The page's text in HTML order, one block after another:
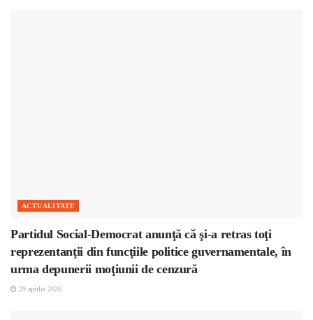
ACTUALITATE
Partidul Social-Democrat anunţă că şi-a retras toţi
reprezentanţii din funcţiile politice guvernamentale, în
urma depunerii moţiunii de cenzură
29 aprilie 2026